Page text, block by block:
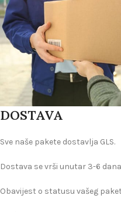
DOSTAVA
Sve naše pakete dostavlja GLS.
Dostava se vrši unutar 3-6
Obavijest o statusu vašeg